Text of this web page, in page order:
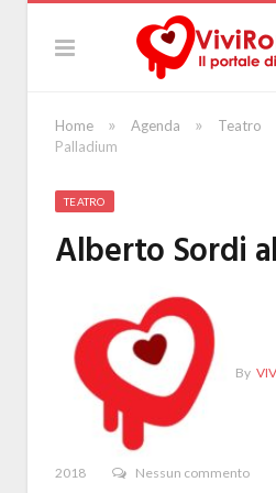
Home » Agenda » Teatro
Palladium
TEATRO
Alberto Sordi
By
2018 Nessun commento